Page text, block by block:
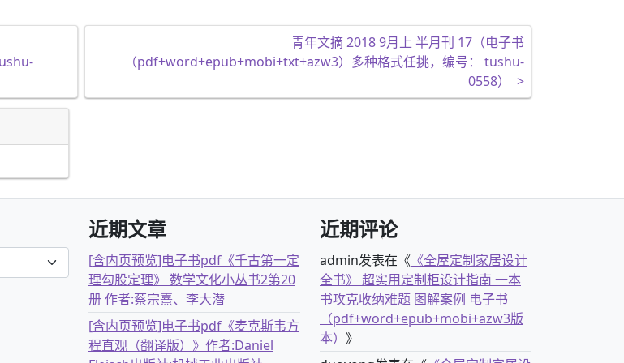
青年文摘 2018 9月上 半月刊 17（电子书
（pdf+word+epub+mobi+txt+azw3）多种格式任挑，编号： tushu-
0558）
>
近期文章
[含内页预览]电子书pdf《千古第一定
理勾股定理》 数学文化小丛书2第20
册 作者:蔡宗熹、李大潜
[含内页预览]电子书pdf《麦克斯韦方
程直观（翻译版）》作者:Daniel
近期评论
admin发表在《 《全屋定制家居设计
全书》 超实用定制柜设计指南 一本
书攻克收纳难题 图解案例 电子书
（pdf+word+epub+mobi+azw3版
本） 》